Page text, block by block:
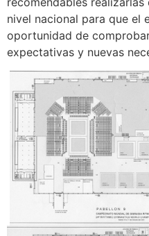
nivel nacional para que el
oportunidad de
expectativas y nuevas